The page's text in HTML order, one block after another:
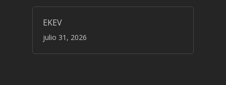
EKEV
julio 31, 2026